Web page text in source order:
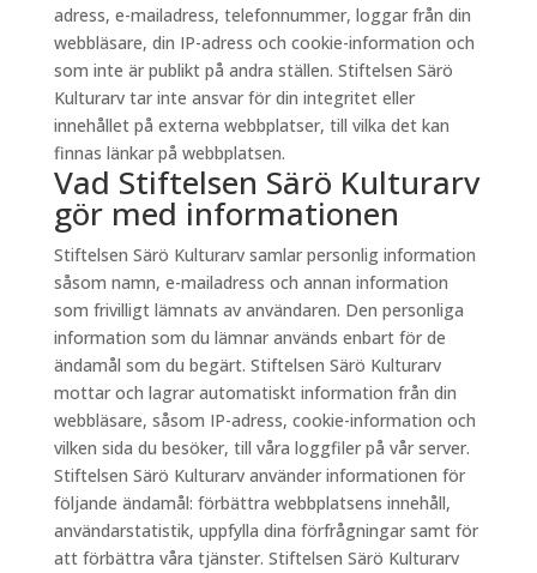
adress, e-mailadress, telefonnummer, loggar från din
webbläsare, din IP-adress och cookie-information och
som inte är publikt på andra ställen. Stiftelsen Särö
Kulturarv tar inte ansvar för din integritet eller
innehållet på externa webbplatser, till vilka det kan
finnas länkar på webbplatsen.
Vad Stiftelsen Särö Kulturarv
gör med informationen
Stiftelsen Särö Kulturarv samlar personlig information
såsom namn, e-mailadress och annan information
som frivilligt lämnats av användaren. Den personliga
information som du lämnar används enbart för de
ändamål som du begärt. Stiftelsen Särö Kulturarv
mottar och lagrar automatiskt information från din
webbläsare, såsom IP-adress, cookie-information och
vilken sida du besöker, till våra loggfiler på vår server.
Stiftelsen Särö Kulturarv använder informationen för
följande ändamål: förbättra webbplatsens innehåll,
användarstatistik, uppfylla dina förfrågningar samt för
att förbättra våra tjänster. Stiftelsen Särö Kulturarv